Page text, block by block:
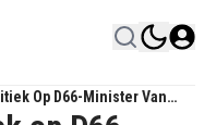
Op D66-Minister Van
'Regering Is